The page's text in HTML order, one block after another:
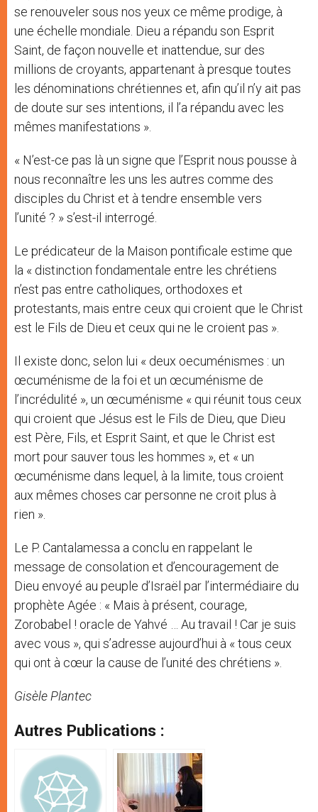
se renouveler sous nos yeux ce même prodige, à
une échelle mondiale. Dieu a répandu son Esprit
Saint, de façon nouvelle et inattendue, sur des
millions de croyants, appartenant à presque toutes
les dénominations chrétiennes et, afin qu’il n’y ait pas
de doute sur ses intentions, il l’a répandu avec les
mêmes manifestations ».
« N’est-ce pas là un signe que l’Esprit nous pousse à
nous reconnaître les uns les autres comme des
disciples du Christ et à tendre ensemble vers
l’unité ? » s’est-il interrogé.
Le prédicateur de la Maison pontificale estime que
la « distinction fondamentale entre les chrétiens
n’est pas entre catholiques, orthodoxes et
protestants, mais entre ceux qui croient que le Christ
est le Fils de Dieu et ceux qui ne le croient pas ».
Il existe donc, selon lui « deux oecuménismes : un
œcuménisme de la foi et un œcuménisme de
l’incrédulité », un œcuménisme « qui réunit tous ceux
qui croient que Jésus est le Fils de Dieu, que Dieu
est Père, Fils, et Esprit Saint, et que le Christ est
mort pour sauver tous les hommes », et « un
œcuménisme dans lequel, à la limite, tous croient
aux mêmes choses car personne ne croit plus à
rien ».
Le P. Cantalamessa a conclu en rappelant le
message de consolation et d’encouragement de
Dieu envoyé au peuple d’Israël par l’intermédiaire du
prophète Agée : « Mais à présent, courage,
Zorobabel ! oracle de Yahvé … Au travail ! Car je suis
avec vous », qui s’adresse aujourd’hui à « tous ceux
qui ont à cœur la cause de l’unité des chrétiens ».
Gisèle Plantec
Autres Publications :